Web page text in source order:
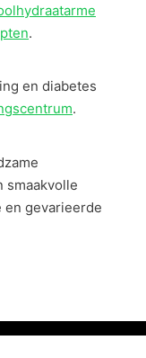
.
en diabetes
.
smaakvolle
en gevarieerde